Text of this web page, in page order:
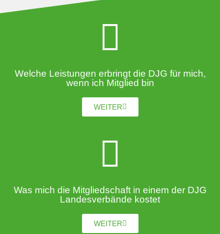
Welche Leistungen erbringt die DJG für mich,
wenn ich Mitglied bin
WEITER
Was mich die Mitgliedschaft in einem der DJG
Landesverbände kostet
WEITER